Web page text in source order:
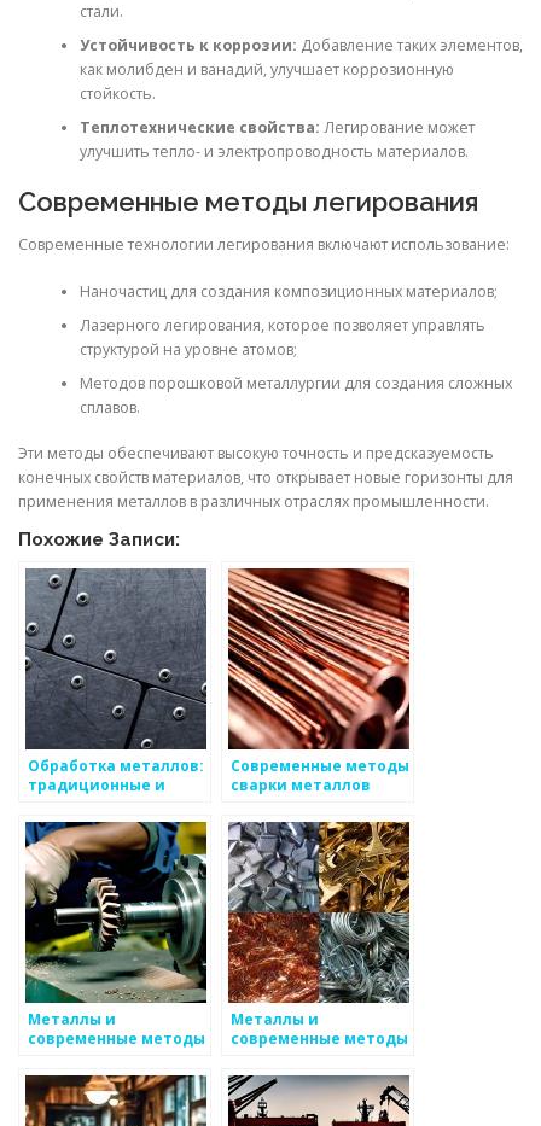
стали.
Устойчивость к коррозии: Добавление таких элементов,
как молибден и ванадий, улучшает коррозионную
стойкость.
Теплотехнические свойства: Легирование может
улучшить тепло- и электропроводность материалов.
Современные методы легирования
Современные технологии легирования включают использование:
Наночастиц для создания композиционных материалов;
Лазерного легирования, которое позволяет управлять
структурой на уровне атомов;
Методов порошковой металлургии для создания сложных
сплавов.
Эти методы обеспечивают высокую точность и предсказуемость
конечных свойств материалов, что открывает новые горизонты для
применения металлов в различных отраслях промышленности.
Похожие Записи:
Обработка металлов:
традиционные и
Современные методы
сварки металлов
Металлы и
современные методы
Металлы и
современные методы